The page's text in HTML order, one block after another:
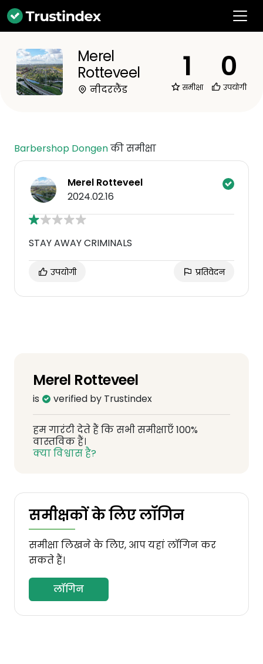
Merel
Rotteveel
नीदरलैंड
1
समीक्षा
0
उपयोगी
Barbershop Dongenकी समीक्षा
Merel Rotteveel
2024.02.16
STAY AWAY CRIMINALS
उपयोगी प्रतिवेदन
Merel Rotteveel
is verified by Trustindex
हम गारंटी देते हैं कि सभी समीक्षाएँ 100%
वास्तविक हैं।
क्या विश्वास है?
समीक्षकों के लिए लॉगिन
समीक्षा लिखने के लिए, आप यहां लॉगिन कर
सकते हैं।
लॉगिन